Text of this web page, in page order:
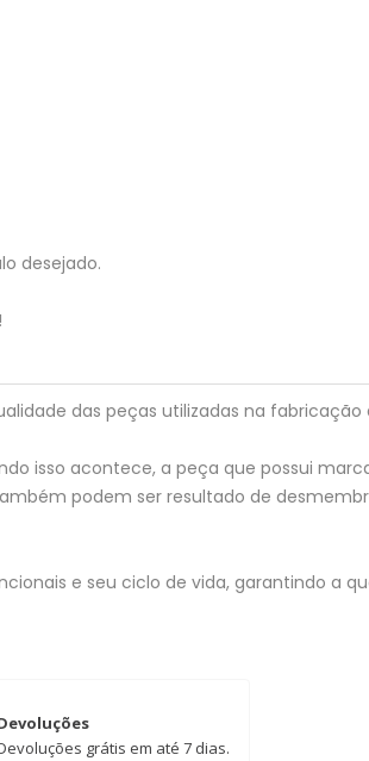
desejado.
das peças utilizadas na fabricação
isso acontece, a peça que possui
podem ser resultado de
e seu ciclo de vida, garantindo a
grátis em até 7 dias.